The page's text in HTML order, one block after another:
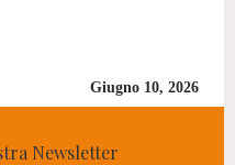
Giugno 10, 2026
Newsletter